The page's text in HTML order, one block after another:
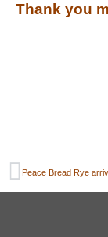
Thank you